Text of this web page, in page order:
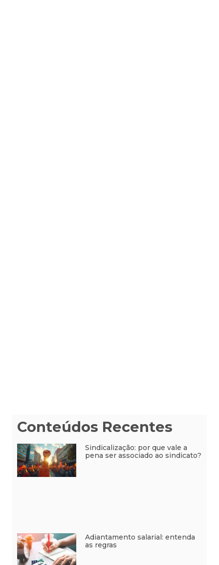
Conteúdos Recentes
Sindicalização: por que vale a
pena ser associado ao sindicato?
Adiantamento salarial: entenda
as regras